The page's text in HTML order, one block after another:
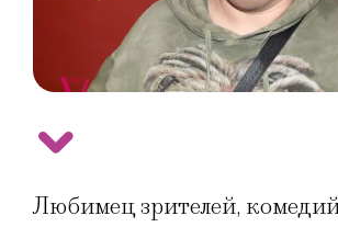
Любимец зрителей,